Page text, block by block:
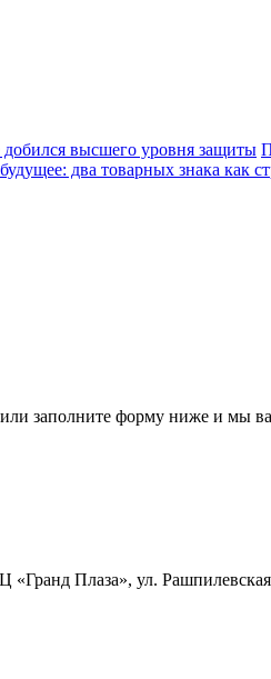
добился высшего уровня защиты
два товарных знака как
или заполните форму ниже и мы
«Гранд Плаза», ул.